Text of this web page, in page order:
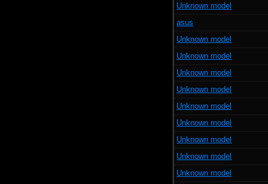
Unknown model
asus
Unknown model
Unknown model
Unknown model
Unknown model
Unknown model
Unknown model
Unknown model
Unknown model
Unknown model